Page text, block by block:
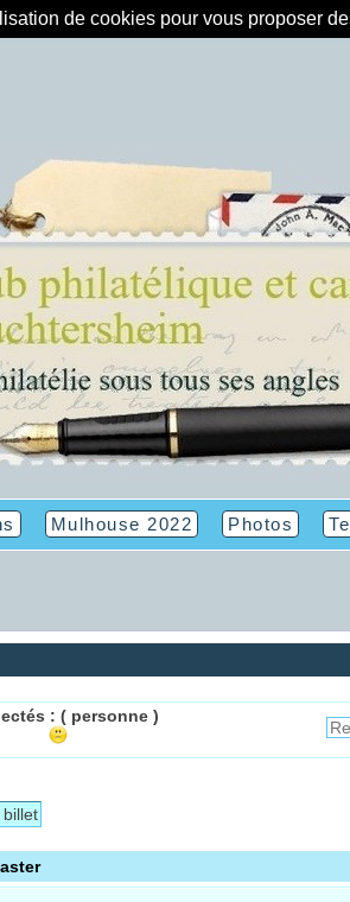
de cookies pour vous proposer
Mulhouse 2022 Photos
: ( personne )
billet